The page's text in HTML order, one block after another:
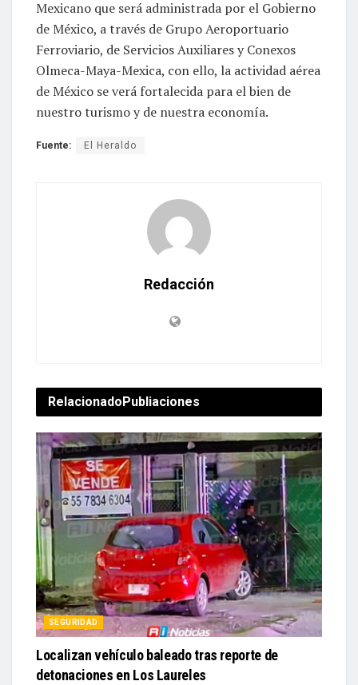
Mexicano que será administrada por el Gobierno
de México, a través de Grupo Aeroportuario
Ferroviario, de Servicios Auxiliares y Conexos
Olmeca-Maya-Mexica, con ello, la actividad aérea
de México se verá fortalecida para el bien de
nuestro turismo y de nuestra economía.
Fuente: El Heraldo
Redacción
Relacionado Publiaciones
SEGURIDAD
Localizan vehículo baleado tras reporte de
detonaciones en Los Laureles